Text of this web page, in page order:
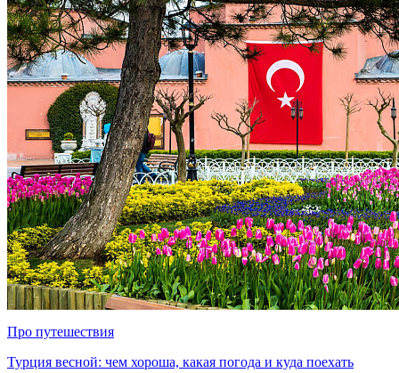
Про путешествия
Турция весной: чем хороша, какая погода и куда поехать